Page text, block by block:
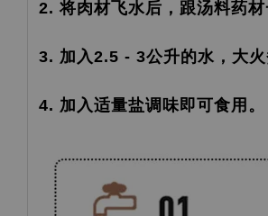
2. 将肉材飞水后，跟汤料药材
3. 加入2.5 - 3公升的水，大火
4. 加入适量盐调味即可食用。